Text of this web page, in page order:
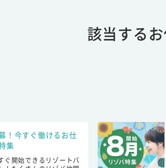
該当する
！今すぐ働けるお仕
集
ぐ開始できるリゾートバ